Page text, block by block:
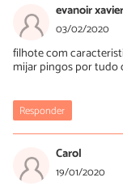
evanoir xavier
03/02/2020
filhote com
mijar pingos por tudo
Responder
Carol
19/01/2020